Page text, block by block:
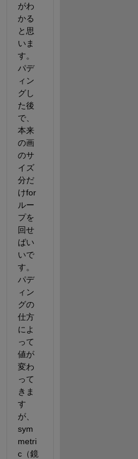
がわ
かる
と思
いま
す。
パデ
ィン
グし
た後
で、
本来
の画
のサ
イズ
分だ
けfor
ルー
プを
回せ
ばい
いで
す。
パデ
ィン
グの
仕方
によ
って
値が
変わ
って
きま
す
が、
sym
metri
c（鏡